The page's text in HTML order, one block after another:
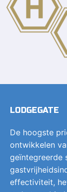
LODGEGATE
De hoogste
ontwikkelen
geïntegreerde
effectiviteit,